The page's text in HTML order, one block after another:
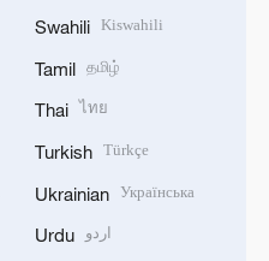
Swahili Kiswahili
Tamil தமிழ்
Thai ไทย
Turkish Türkçe
Ukrainian Українська
Urdu اردو